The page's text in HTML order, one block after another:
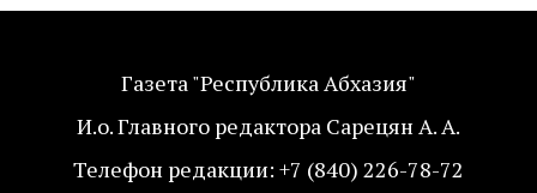
Газета "Республика Абхазия"
И.о. Главного редактора Сарецян А. А.
Телефон редакции: +7 (840) 226-78-72